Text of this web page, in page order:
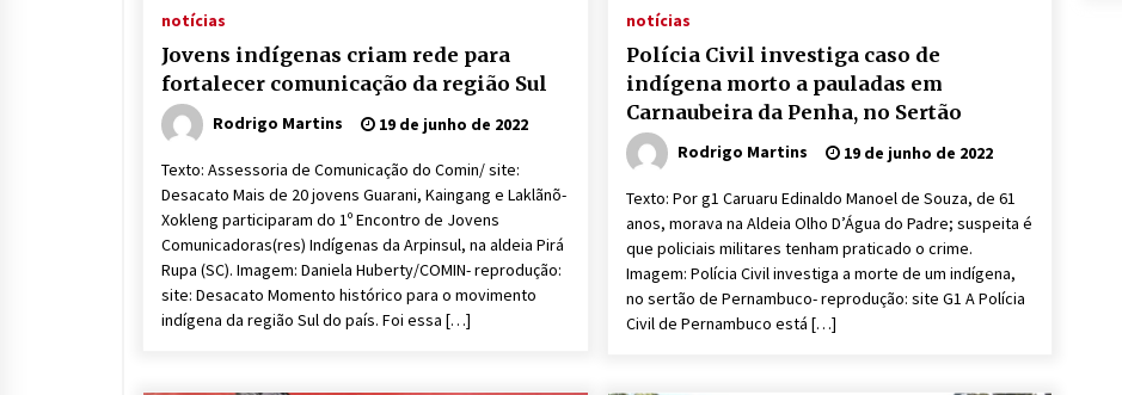
notícias
Jovens indígenas criam rede para
fortalecer comunicação da região Sul
Rodrigo Martins 19 de junho de 2022
Texto: Assessoria de Comunicação do Comin/ site:
Desacato Mais de 20 jovens Guarani, Kaingang e Laklãnõ-
Xokleng participaram do 1º Encontro de Jovens
Comunicadoras(res) Indígenas da Arpinsul, na aldeia Pirá
Rupa (SC). Imagem: Daniela Huberty/COMIN- reprodução:
site: Desacato Momento histórico para o movimento
indígena da região Sul do país. Foi essa […]
notícias
Polícia Civil investiga caso de
indígena morto a pauladas em
Carnaubeira da Penha, no Sertão
Rodrigo Martins 19 de junho de 2022
Texto: Por g1 Caruaru Edinaldo Manoel de Souza, de 61
anos, morava na Aldeia Olho D’Água do Padre; suspeita é
que policiais militares tenham praticado o crime.
Imagem: Polícia Civil investiga a morte de um indígena,
no sertão de Pernambuco- reprodução: site G1 A Polícia
Civil de Pernambuco está […]